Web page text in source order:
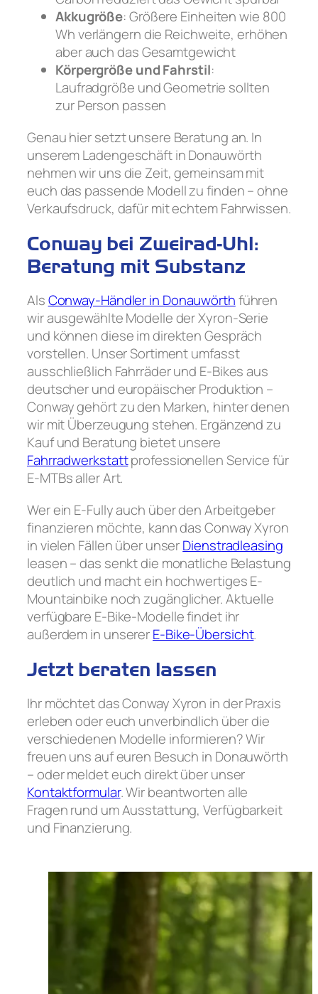
Akkugröße: Größere Einheiten wie 800
Wh verlängern die Reichweite, erhöhen
aber auch das Gesamtgewicht
Körpergröße und Fahrstil:
Laufradgröße und Geometrie sollten
zur Person passen
Genau hier setzt unsere Beratung an. In
unserem Ladengeschäft in Donauwörth
nehmen wir uns die Zeit, gemeinsam mit
euch das passende Modell zu finden – ohne
Verkaufsdruck, dafür mit echtem Fahrwissen.
Conway bei Zweirad-Uhl:
Beratung mit Substanz
AlsConway-Händler in Donauwörthführen
wir ausgewählte Modelle der Xyron-Serie
und können diese im direkten Gespräch
vorstellen. Unser Sortiment umfasst
ausschließlich Fahrräder und E-Bikes aus
deutscher und europäischer Produktion –
Conway gehört zu den Marken, hinter denen
wir mit Überzeugung stehen. Ergänzend zu
Kauf und Beratung bietet unsere
Fahrradwerkstattprofessionellen Service für
E-MTBs aller Art.
Wer ein E-Fully auch über den Arbeitgeber
finanzieren möchte, kann das Conway Xyron
in vielen Fällen über unserDienstradleasing
leasen – das senkt die monatliche Belastung
deutlich und macht ein hochwertiges E-
Mountainbike noch zugänglicher. Aktuelle
verfügbare E-Bike-Modelle findet ihr
außerdem in unsererE-Bike-Übersicht.
Jetzt beraten lassen
Ihr möchtet das Conway Xyron in der Praxis
erleben oder euch unverbindlich über die
verschiedenen Modelle informieren? Wir
freuen uns auf euren Besuch in Donauwörth
– oder meldet euch direkt über unser
Kontaktformular. Wir beantworten alle
Fragen rund um Ausstattung, Verfügbarkeit
und Finanzierung.